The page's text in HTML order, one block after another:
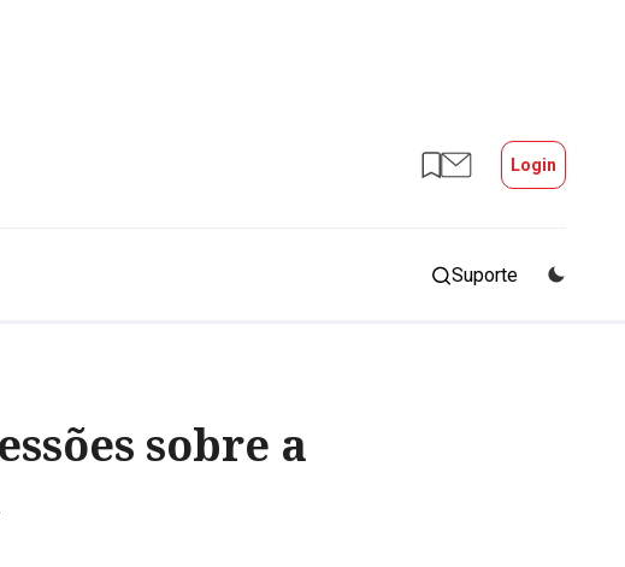
Login
Suporte
sobre a